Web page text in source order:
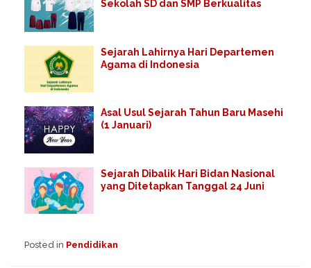
Sekolah SD dan SMP Berkualitas
Sejarah Lahirnya Hari Departemen
Agama di Indonesia
Asal Usul Sejarah Tahun Baru Masehi
(1 Januari)
Sejarah Dibalik Hari Bidan Nasional
yang Ditetapkan Tanggal 24 Juni
Posted in Pendidikan